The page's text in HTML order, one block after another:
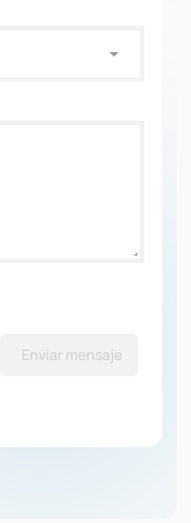
Enviar mensaje